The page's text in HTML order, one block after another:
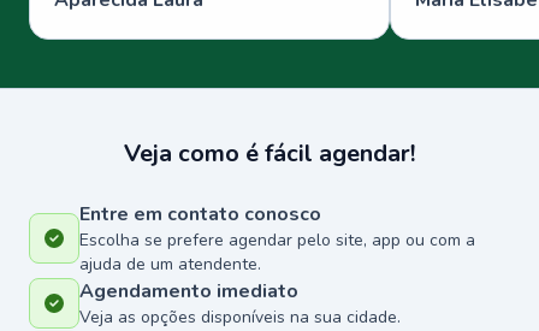
Veja como é fácil agendar!
Entre em contato conosco
Escolha se prefere agendar pelo site, app ou com a
ajuda de um atendente.
Agendamento imediato
Veja as opções disponíveis na sua cidade.